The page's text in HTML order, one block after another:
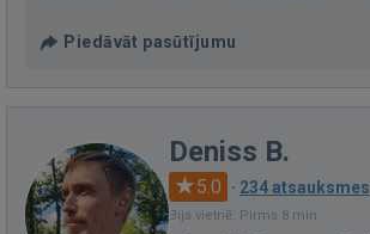
Piedāvāt pasūtījumu
Deniss B.
5.0 · 234 atsauksmes
Bija vietnē: Pirms 8 min.